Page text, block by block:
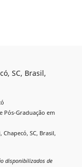
SC, Brasil,
Pós-Graduação em
SC, Brasil,
disponibilizados de